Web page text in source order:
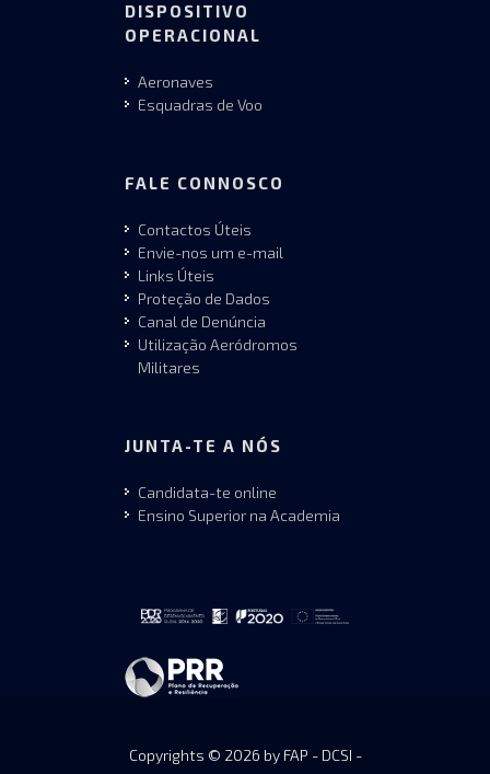
DISPOSITIVO
OPERACIONAL
Aeronaves
Esquadras de Voo
FALE CONNOSCO
Contactos Úteis
Envie-nos um e-mail
Links Úteis
Proteção de Dados
Canal de Denúncia
Utilização Aeródromos
Militares
JUNTA-TE A NÓS
Candidata-te online
Ensino Superior na Academia
Copyrights © 2026 by FAP - DCSI -